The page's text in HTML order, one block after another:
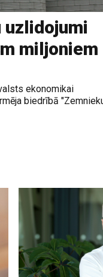
uzlidojumi
miljoniem
ekonomikai
biedrībā